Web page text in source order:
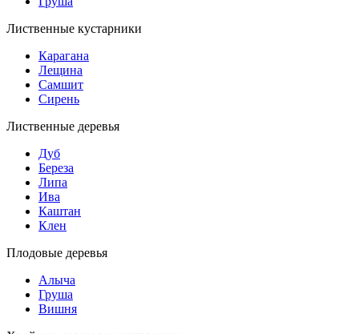
Лиственные кустарники
Карагана
Лещина
Самшит
Сирень
Лиственные деревья
Дуб
Береза
Липа
Ива
Каштан
Клен
Плодовые деревья
Алыча
Груша
Вишня